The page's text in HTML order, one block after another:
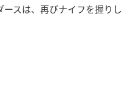
スは、再びナイフを握りし